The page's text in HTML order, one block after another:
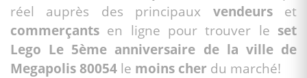
réel auprès des principaux vendeurset
commerçants en ligne pour trouver le set
Lego Le 5ème anniversaire de la ville de
Megapolis 80054 le moins cher du marché!